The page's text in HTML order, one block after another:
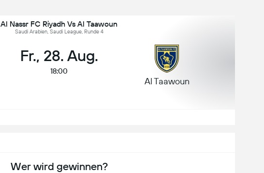
Al Nassr FC Riyadh Vs Al Taawoun
Saudi Arabien, Saudi League, Runde 4
Fr., 28. Aug.
18:00
Al Taawoun
Wer wird gewinnen?